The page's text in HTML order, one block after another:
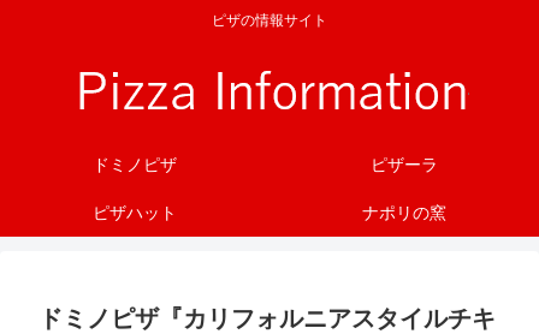
ピザの情報サイト
ドミノピザ ピザーラ
ピザハット ナポリの窯
ドミノピザ『カリフォルニアスタイルチキ